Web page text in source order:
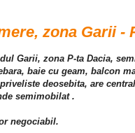
zona Garii -
Garii, zona P-ta Dacia,
baie cu geam, balcon
deosebita, are
semimobilat .
negociabil.